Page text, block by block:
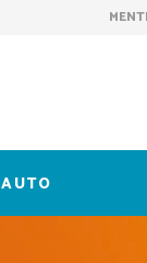
AUTO